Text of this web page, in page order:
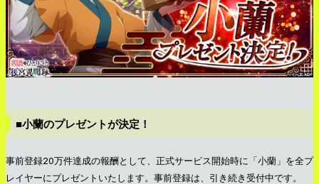
■小蘭のプレゼントが決定！
事前登録20万件達成の報酬として、正式サービス開始時に「小蘭」を全プ
レイヤーにプレゼントいたします。事前登録は、引き続き受付中です。